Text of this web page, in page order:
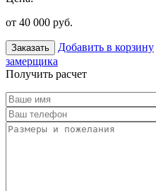
от 40 000 руб.
Заказать Добавить в корзину
замерщика
Получить расчет